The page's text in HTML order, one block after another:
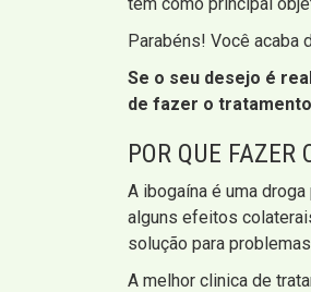
Parabéns! Você acaba
Se o seu desejo é
de fazer o
POR QUE FAZER
A ibogaína é uma
alguns efeitos
solução para
A melhor clinica de